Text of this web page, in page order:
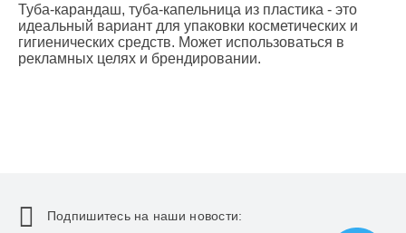
Туба-карандаш, туба-капельница из пластика - это
идеальный вариант для упаковки косметических и
гигиенических средств. Может использоваться в
рекламных целях и брендировании.
Подпишитесь на наши новости: